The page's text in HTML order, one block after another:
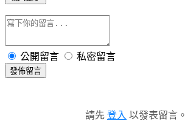
公開留言 私密留言
發佈留言
請先 登入 以發表留言。